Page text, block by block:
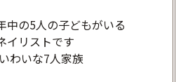
中の5人の子どもがいる
イリストです
わいな7人家族